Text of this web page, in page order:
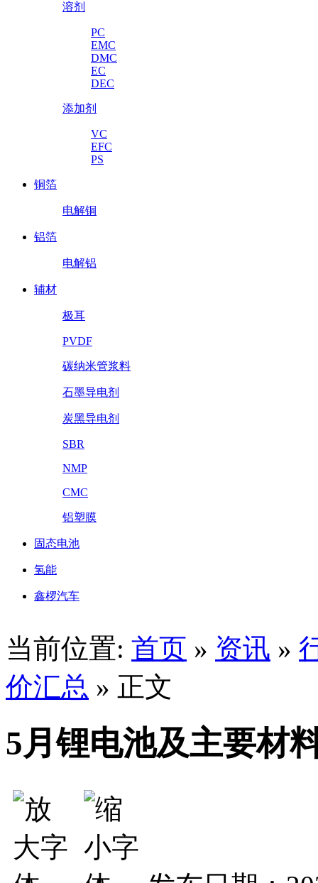
溶剂
PC
EMC
DMC
EC
DEC
添加剂
VC
EFC
PS
铜箔
电解铜
铝箔
电解铝
辅材
极耳
PVDF
碳纳米管浆料
石墨导电剂
炭黑导电剂
SBR
NMP
CMC
铝塑膜
固态电池
氢能
鑫椤汽车
当前位置: 首页 » 资讯 »
价汇总 » 正文
5月锂电池及主要材